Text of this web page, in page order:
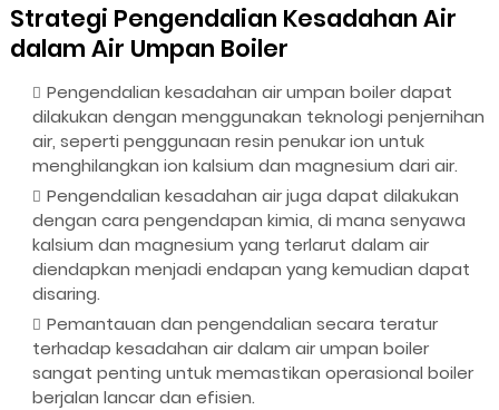
Strategi Pengendalian Kesadahan Air
dalam Air Umpan Boiler
Pengendalian kesadahan air umpan boiler dapat
dilakukan dengan menggunakan teknologi penjernihan
air, seperti penggunaan resin penukar ion untuk
menghilangkan ion kalsium dan magnesium dari air.
Pengendalian kesadahan air juga dapat dilakukan
dengan cara pengendapan kimia, di mana senyawa
kalsium dan magnesium yang terlarut dalam air
diendapkan menjadi endapan yang kemudian dapat
disaring.
Pemantauan dan pengendalian secara teratur
terhadap kesadahan air dalam air umpan boiler
sangat penting untuk memastikan operasional boiler
berjalan lancar dan efisien.